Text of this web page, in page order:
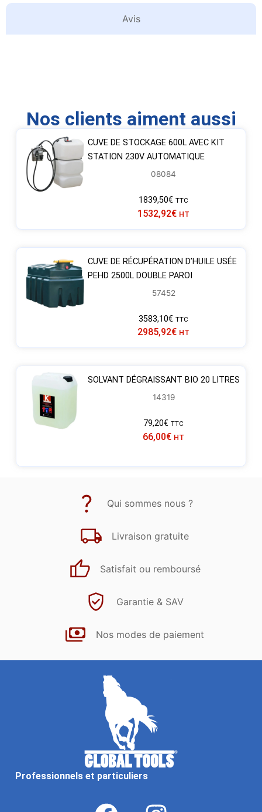
Avis
Nos clients aiment aussi
CUVE DE STOCKAGE 600L AVEC KIT
STATION 230V AUTOMATIQUE
08084
1839,50€ TTC
1532,92€ HT
CUVE DE RÉCUPÉRATION D’HUILE USÉE
PEHD 2500L DOUBLE PAROI
57452
3583,10€ TTC
2985,92€ HT
SOLVANT DÉGRAISSANT BIO 20 LITRES
14319
79,20€ TTC
66,00€ HT
Qui sommes nous ?
Livraison gratuite
Satisfait ou remboursé
Garantie & SAV
Nos modes de paiement
Professionnels et particuliers